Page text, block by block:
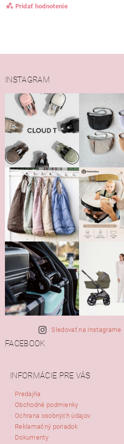
Pridať hodnotenie
Vložením hodnotenie súhlasíte s
osobných údajov
INSTAGRAM
Sledovať na Instagrame
FACEBOOK
INFORMÁCIE PRE VÁS
Predajňa
Obchodné podmienky
Ochrana osobných údajov
Reklamačný poriadok
Dokumenty